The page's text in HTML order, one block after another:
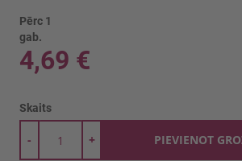
Pērc 1
gab.
4,69 €
Skaits
+
- PIEVIENOT